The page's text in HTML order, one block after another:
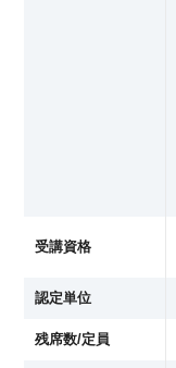
受講資格
認定単位
残席数/定員